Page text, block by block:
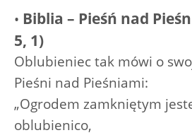
• Biblia – Pieśń nad
5, 1)
Oblubieniec tak mówi o
Pieśni nad Pieśniami:
„Ogrodem zamkniętym
oblubienico,